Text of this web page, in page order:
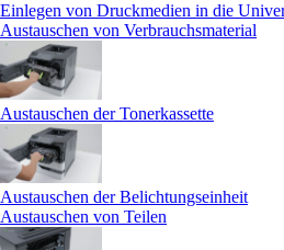
Einlegen von Druckmedien in die
Austauschen von Verbrauchsmaterial
Austauschen der Tonerkassette
Austauschen der Belichtungseinheit
Austauschen von Teilen